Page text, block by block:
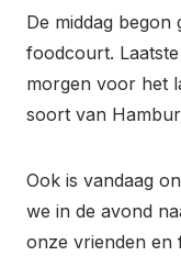
De middag
foodcourt.
morgen voor het
soort van
Ook is vandaag
we in de avond
onze vrienden en